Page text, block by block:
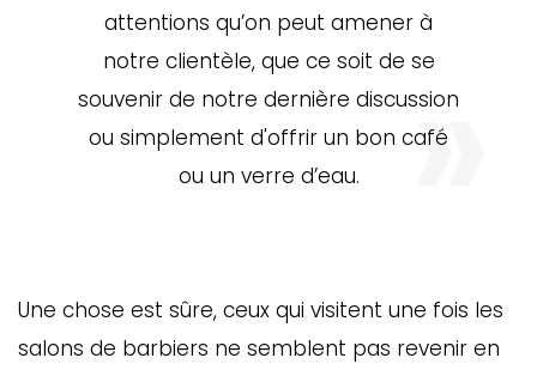
attentions qu’on peut amener à
notre clientèle, que ce soit de se
souvenir de notre dernière discussion
ou simplement d'offrir un bon café
ou un verre d’eau.
Une chose est sûre, ceux qui visitent une fois les
salons de barbiers ne semblent pas revenir en